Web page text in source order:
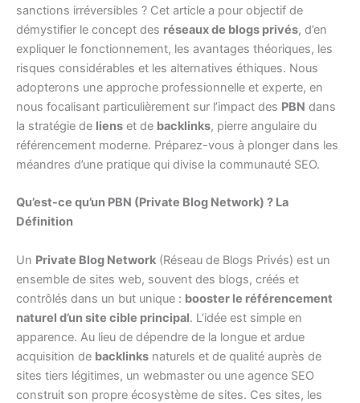
sanctions irréversibles ? Cet article a pour objectif de
démystifier le concept des réseaux de blogs privés, d’en
expliquer le fonctionnement, les avantages théoriques, les
risques considérables et les alternatives éthiques. Nous
adopterons une approche professionnelle et experte, en
nous focalisant particulièrement sur l’impact des PBN dans
la stratégie de liens et de backlinks, pierre angulaire du
référencement moderne. Préparez-vous à plonger dans les
méandres d’une pratique qui divise la communauté SEO.
Qu’est-ce qu’un PBN (Private Blog Network) ? La
Définition
Un Private Blog Network (Réseau de Blogs Privés) est un
ensemble de sites web, souvent des blogs, créés et
contrôlés dans un but unique : booster le référencement
naturel d’un site cible principal. L’idée est simple en
apparence. Au lieu de dépendre de la longue et ardue
acquisition de backlinks naturels et de qualité auprès de
sites tiers légitimes, un webmaster ou une agence SEO
construit son propre écosystème de sites. Ces sites, les